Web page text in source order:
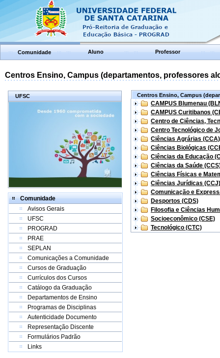
Comunidade Aluno Professor
Centros Ensino, Campus (departamentos, professores
UFSC
Comunidade
Avisos Gerais
UFSC
PROGRAD
PRAE
SEPLAN
Comunicações a Comunidade
Cursos de Graduação
Currículos dos Cursos
Catálogo da Graduação
Departamentos de Ensino
Programas de Disciplinas
Autenticidade Documento
Representação Discente
Formulários Padrão
Links
Centros Ensino, Campus
CAMPUS Blumenau
CAMPUS Curitibanos
Centro de Ciências,
Centro Tecnológico de
Ciências Agrárias (CCA)
Ciências Biológicas
Ciências da Educação
Ciências da Saúde
Ciências Físicas e
Ciências Jurídicas (CCJ)
Comunicação e
Desportos (CDS)
Filosofia e Ciências
Socioeconômico (CSE)
Tecnológico (CTC)